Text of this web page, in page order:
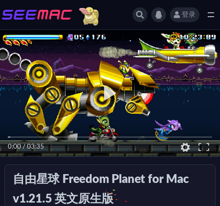
登录
0:00/03:35
自由星球 Freedom Planet for Mac
v1.21.5 英文原生版